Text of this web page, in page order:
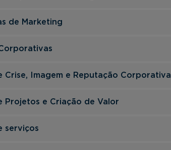
de Marketing
Crise, Imagem e Reputação Corporativa
Projetos e Criação de Valor
serviços